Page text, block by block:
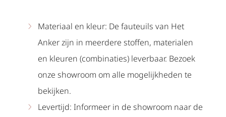
Materiaal en kleur: De fauteuils van Het
Anker zijn in meerdere stoffen, materialen
en kleuren (combinaties) leverbaar. Bezoek
onze showroom om alle mogelijkheden te
bekijken.
Levertijd: Informeer in de showroom naar de